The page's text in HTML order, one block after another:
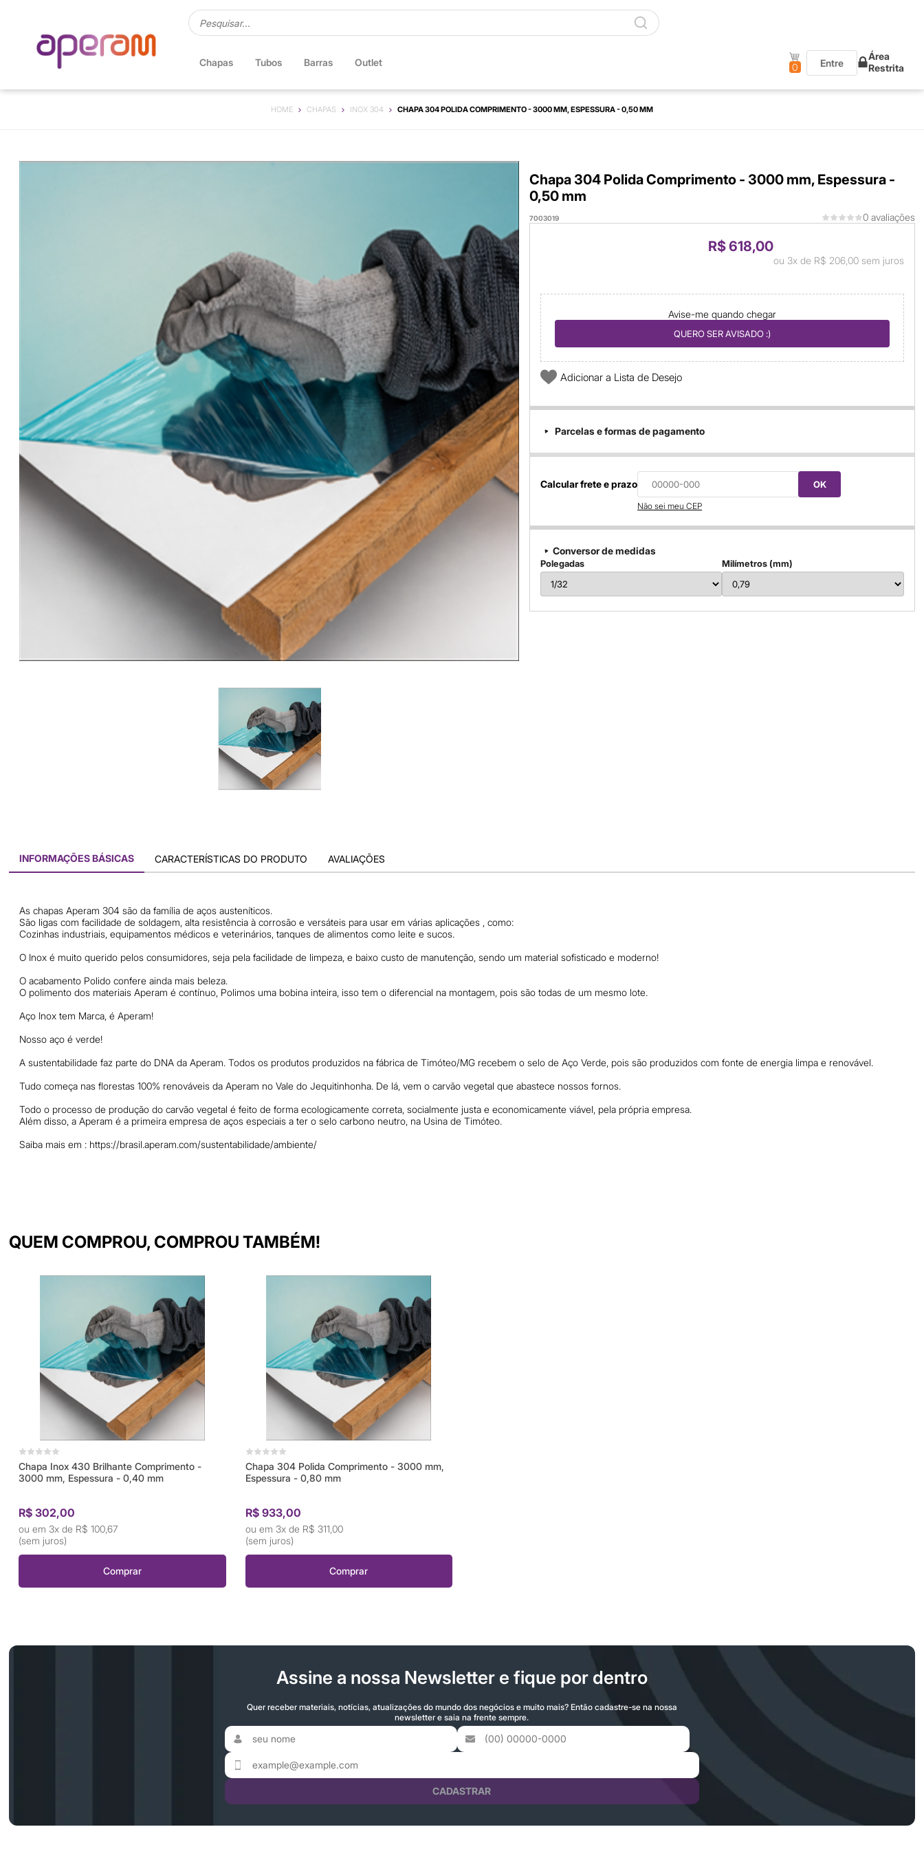
Chapas Tubos Barras Outlet 0 Entre
Área
Restrita
HOME CHAPAS INOX 304 CHAPA 304 POLIDA COMPRIMENTO - 3000 MM, ESPESSURA - 0,50 MM
Chapa 304 Polida Comprimento - 3000 mm, Espessura -
0,50 mm
7003019 0 avaliações
R$ 618,00
ou 3x de R$ 206,00sem juros
Avise-me quando chegar
QUERO SER AVISADO :)
Adicionar a Lista de Desejo
Parcelas e formas de pagamento
Calcular frete e prazo OK
Não sei meu CEP
Conversor de medidas
Polegadas Milímetros (mm)
INFORMAÇÕES BÁSICAS CARACTERÍSTICAS DO PRODUTO AVALIAÇÕES
As chapas Aperam 304 são da família de aços austeníticos.
São ligas com facilidade de soldagem, alta resistência à corrosão e versáteis para usar em várias aplicações , como:
Cozinhas industriais, equipamentos médicos e veterinários, tanques de alimentos como leite e sucos.
O Inox é muito querido pelos consumidores, seja pela facilidade de limpeza, e baixo custo de manutenção, sendo um material sofisticado e moderno!
O acabamento Polido confere ainda mais beleza.
O polimento dos materiais Aperam é contínuo, Polimos uma bobina inteira, isso tem o diferencial na montagem, pois são todas de um mesmo lote.
Aço Inox tem Marca, é Aperam!
Nosso aço é verde!
A sustentabilidade faz parte do DNA da Aperam. Todos os produtos produzidos na fábrica de Timóteo/MG recebem o selo de Aço Verde, pois são produzidos com fonte de energia limpa e renovável.
Tudo começa nas florestas 100% renováveis da Aperam no Vale do Jequitinhonha. De lá, vem o carvão vegetal que abastece nossos fornos.
Todo o processo de produção do carvão vegetal é feito de forma ecologicamente correta, socialmente justa e economicamente viável, pela própria empresa.
Além disso, a Aperam é a primeira empresa de aços especiais a ter o selo carbono neutro, na Usina de Timóteo.
Saiba mais em : https://brasil.aperam.com/sustentabilidade/ambiente/
QUEM COMPROU, COMPROU TAMBÉM!
Chapa Inox 430 Brilhante Comprimento -
3000 mm, Espessura - 0,40 mm
R$ 302,00
3x de R$ 100,67
(sem juros)
Comprar
Chapa 304 Polida Comprimento - 3000 mm,
Espessura - 0,80 mm
R$ 933,00
3x de R$ 311,00
(sem juros)
Comprar
Assine a nossa Newsletter e fique por dentro
Quer receber materiais, notícias, atualizações do mundo dos negócios e muito mais? Então cadastre-se na nossa
newsletter e saia na frente sempre.
CADASTRAR